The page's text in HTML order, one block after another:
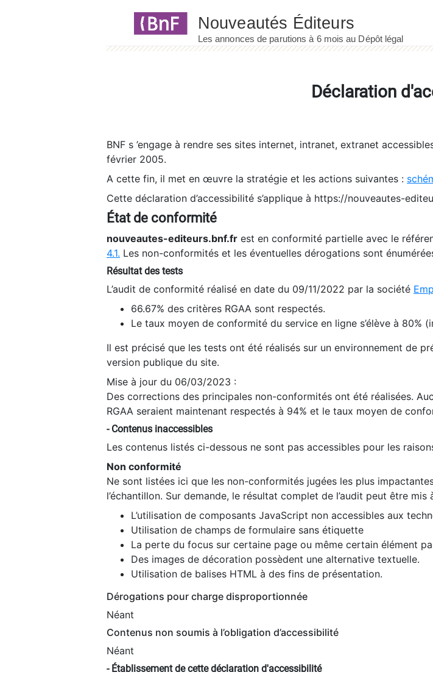
Déclaration
BNF s ’engage à rendre ses sites internet, intranet, extranet
février 2005.
A cette fin, il met en œuvre la stratégie et les actions suivantes :
Cette déclaration d’accessibilité s’applique à https://nouveautes-
État de conformité
nouveautes-editeurs.bnf.fr est en conformité partielle avec le
4.1. Les non-conformités et les éventuelles dérogations sont
Résultat des tests
L’audit de conformité réalisé en date du 09/11/2022 par la société
66.67% des critères RGAA sont respectés.
Le taux moyen de conformité du service en ligne s’élève à 80%
Il est précisé que les tests ont été réalisés sur un environnement de
version publique du site.
Mise à jour du 06/03/2023 :
Des corrections des principales non-conformités ont été réalisées.
RGAA seraient maintenant respectés à 94% et le taux moyen de
- Contenus inaccessibles
Les contenus listés ci-dessous ne sont pas accessibles pour les
Non conformité
Ne sont listées ici que les non-conformités jugées les plus
l’échantillon. Sur demande, le résultat complet de l’audit peut être mis
L’utilisation de composants JavaScript non accessibles aux
Utilisation de champs de formulaire sans étiquette
La perte du focus sur certaine page ou même certain élément
Des images de décoration possèdent une alternative textuelle.
Utilisation de balises HTML à des fins de présentation.
Dérogations pour charge disproportionnée
Néant
Contenus non soumis à l’obligation d’accessibilité
Néant
- Établissement de cette déclaration d'accessibilité